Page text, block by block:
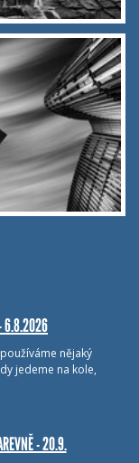
6.8.2026
nějaký
jedeme na kole,
- 20.9.